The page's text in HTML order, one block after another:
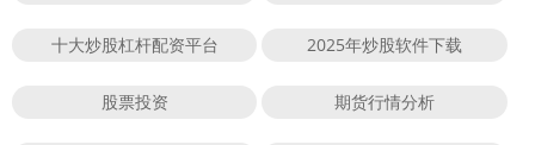
十大炒股杠杆配资平台 2025年炒股软件下载
股票投资 期货行情分析